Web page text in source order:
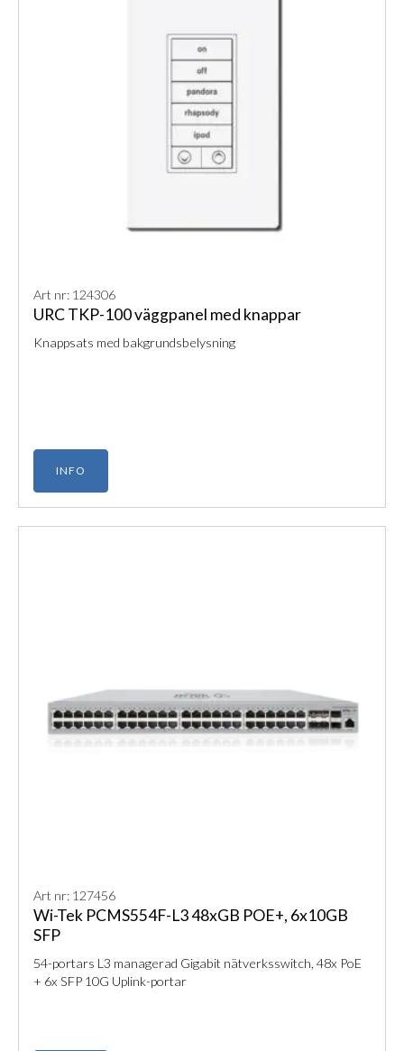
Art nr: 124306
URC TKP-100 väggpanel med knappar
Knappsats med bakgrundsbelysning
INFO
Art nr: 127456
Wi-Tek PCMS554F-L3 48xGB POE+, 6x10GB
SFP
54-portars L3 managerad Gigabit nätverksswitch, 48x PoE
+ 6x SFP 10G Uplink-portar